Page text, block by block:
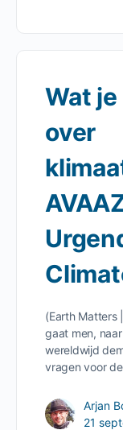
Wat
over
(Earth Matters
gaat men,
wereldwijd
vragen voor
Arjan
21